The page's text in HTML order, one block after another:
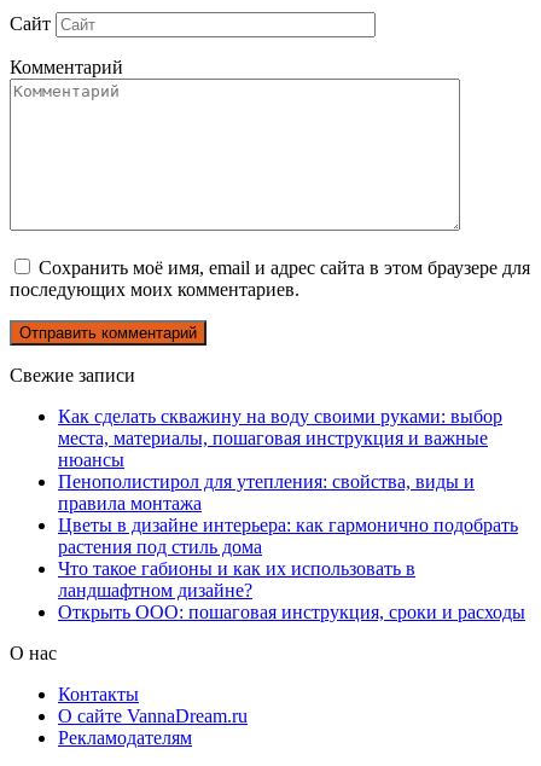
Сайт
Комментарий
Сохранить моё имя, email и адрес сайта в этом браузере для
последующих моих комментариев.
Свежие записи
Как сделать скважину на воду своими руками: выбор
места, материалы, пошаговая инструкция и важные
нюансы
Пенополистирол для утепления: свойства, виды и
правила монтажа
Цветы в дизайне интерьера: как гармонично подобрать
растения под стиль дома
Что такое габионы и как их использовать в
ландшафтном дизайне?
Открыть ООО: пошаговая инструкция, сроки и расходы
О нас
Контакты
О сайте VannaDream.ru
Рекламодателям